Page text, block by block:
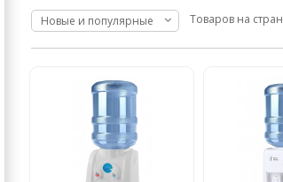
хит
Кофе в зернах свежей обжарки
Новые и популярные Товаров на